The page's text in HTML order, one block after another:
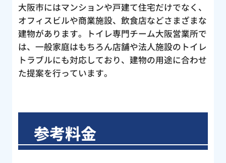
大阪市にはマンションや戸建て住宅だけでなく、
オフィスビルや商業施設、飲食店などさまざまな
建物があります。トイレ専門チーム大阪営業所で
は、一般家庭はもちろん店舗や法人施設のトイレ
トラブルにも対応しており、建物の用途に合わせ
た提案を行っています。
参考料金